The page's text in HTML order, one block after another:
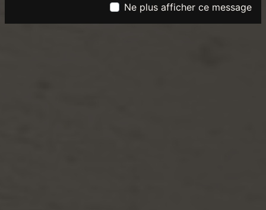
Ne plus afficher ce message